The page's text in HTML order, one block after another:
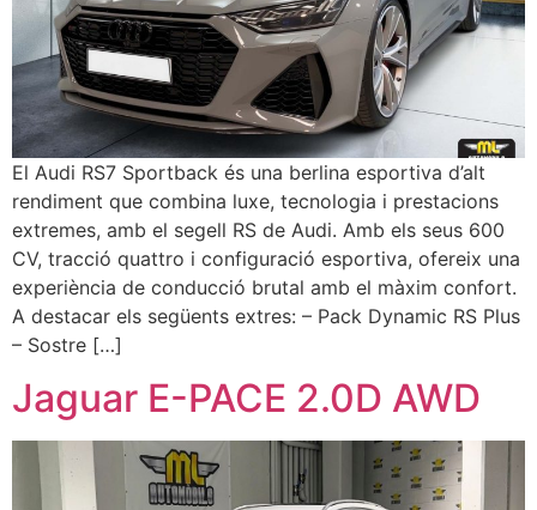
El Audi RS7 Sportback és una berlina esportiva d’alt
rendiment que combina luxe, tecnologia i prestacions
extremes, amb el segell RS de Audi. Amb els seus 600
CV, tracció quattro i configuració esportiva, ofereix una
experiència de conducció brutal amb el màxim confort.
A destacar els següents extres: – Pack Dynamic RS Plus
– Sostre […]
Jaguar E-PACE 2.0D AWD